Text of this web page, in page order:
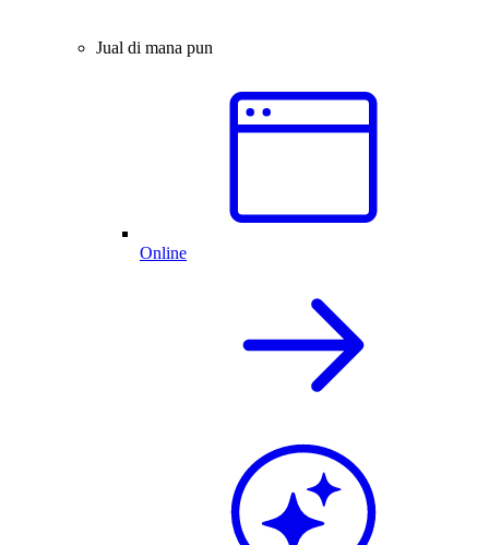
Jual di mana pun
Online